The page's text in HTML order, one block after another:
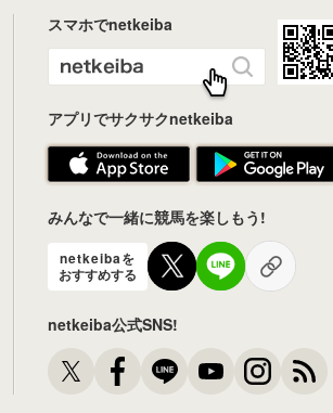
スマホでnetkeiba
アプリでサクサクnetkeiba
みんなで一緒に競馬を楽しもう!
netkeibaを
おすすめする
netkeiba公式SNS!